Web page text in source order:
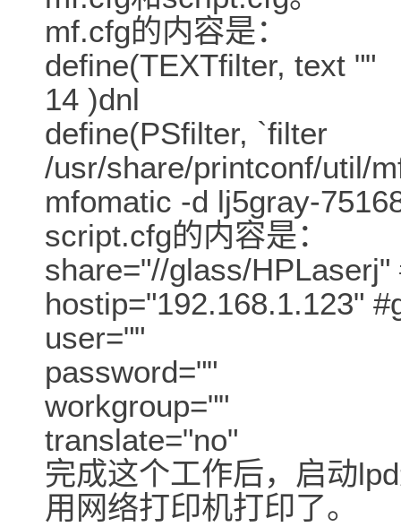
mf.cfg的内容是：
define(TEXTfilter, text ""
14 )dnl
define(PSfilter, `filter
/usr/share/printconf/util/
mfomatic -d lj5gray-
script.cfg的内容是：
share="//glass/
hostip="192.168.1.123"
user=""
password=""
workgroup=""
translate="no"
完成这个工作后，启动
用网络打印机打印了。